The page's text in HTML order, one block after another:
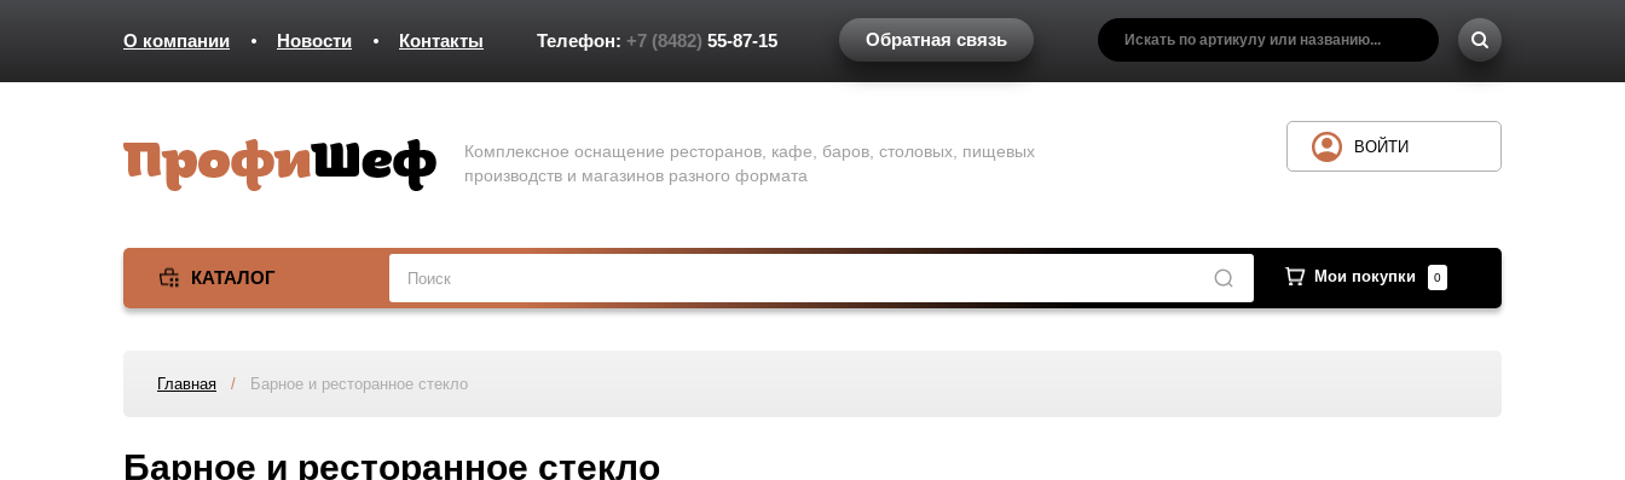
О компании Новости Контакты Телефон: +7 (8482) 55-87-15 Обратная связь
Комплексное оснащение ресторанов, кафе, баров, столовых, пищевых
производств и магазинов разного формата
КАТАЛОГ Мои покупки 0
ВОЙТИ
Главная / Барное и ресторанное стекло
Барное и ресторанное стекло